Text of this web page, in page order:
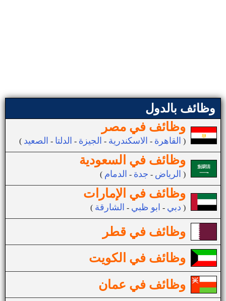
وظائف بالدول
وظائف في مصر
( القاهرة - الاسكندرية - الجيزة - الدلتا - الصعيد )
وظائف في السعودية
( الرياض - جدة - الدمام )
وظائف في الإمارات
( دبي - ابو ظبي - الشارقة )
وظائف في قطر
وظائف في الكويت
وظائف في عمان